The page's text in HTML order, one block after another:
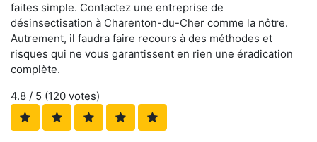
faites simple. Contactez une entreprise de
désinsectisation à Charenton-du-Cher comme la nôtre.
Autrement, il faudra faire recours à des méthodes et
risques qui ne vous garantissent en rien une éradication
complète.
4.8 / 5 (120 votes)